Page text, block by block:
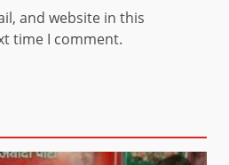
and website in this
time I comment.